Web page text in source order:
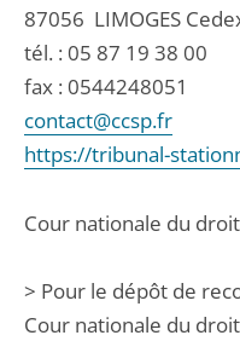
87056 LIMOGES
tél. : 05 87 19 38 00
fax : 0544248051
contact@ccsp.fr
https://tribunal-
Cour nationale du
> Pour le dépôt de
Cour nationale du